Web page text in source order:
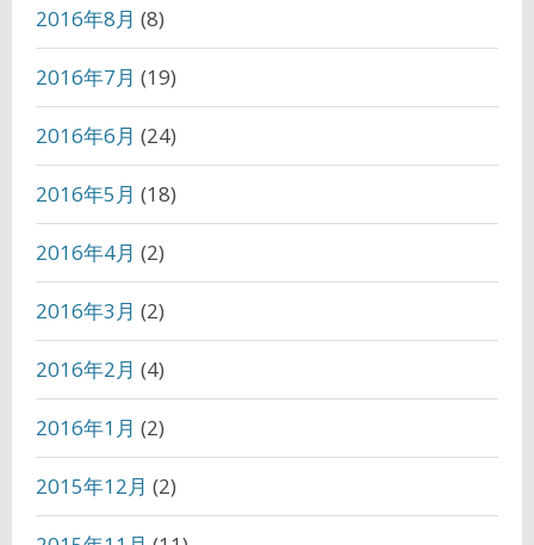
2016年8月 (8)
2016年7月 (19)
2016年6月 (24)
2016年5月 (18)
2016年4月 (2)
2016年3月 (2)
2016年2月 (4)
2016年1月 (2)
2015年12月 (2)